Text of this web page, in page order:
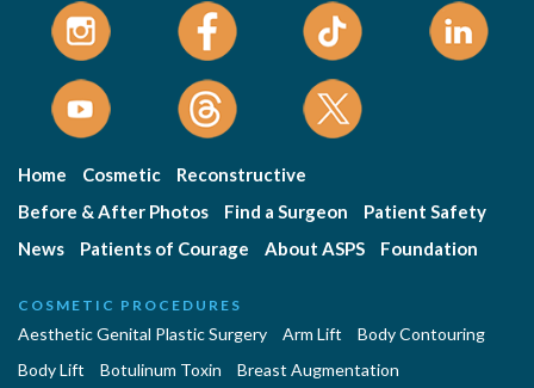
Home Cosmetic
Reconstructive
Before & After Photos
Find a Surgeon
Patient Safety
News
Patients of Courage About ASPS Foundation
COSMETIC PROCEDURES
Aesthetic Genital Plastic Surgery Arm Lift
Body Contouring
Body Lift
Botulinum Toxin
Breast Augmentation